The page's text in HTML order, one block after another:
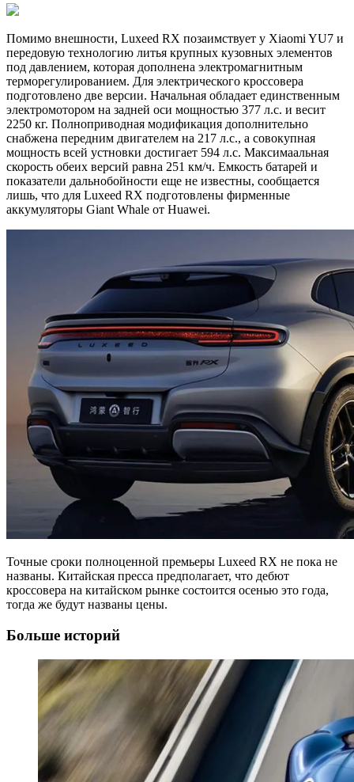
Помимо внешности, Luxeed RX позаимствует у Xiaomi YU7 и
передовую технологию литья крупных кузовных элементов
под давлением, которая дополнена электромагнитным
терморегулированием. Для электрического кроссовера
подготовлено две версии. Начальная обладает единственным
электромотором на задней оси мощностью 377 л.с. и весит
2250 кг. Полноприводная модификация дополнительно
снабжена передним двигателем на 217 л.с., а совокупная
мощность всей устновки достигает 594 л.с. Максимаальная
скорость обеих версий равна 251 км/ч. Емкость батарей и
показатели дальнобойности еще не известны, сообщается
лишь, что для Luxeed RX подготовлены фирменные
аккумуляторы Giant Whale от Huawei.
Точные сроки полноценной премьеры Luxeed RX не пока не
названы. Китайская пресса предполагает, что дебют
кроссовера на китайском рынке состоится осенью это года,
тогда же будут названы цены.
Больше историй